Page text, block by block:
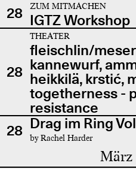
28
ZUM MITMACHEN
IGTZ Workshop
28
THEATER
fleischlin/
kannewurf,
heikkilä, krstić,
togetherness -
resistance
28 Drag im Ring
by Rachel Harder
März